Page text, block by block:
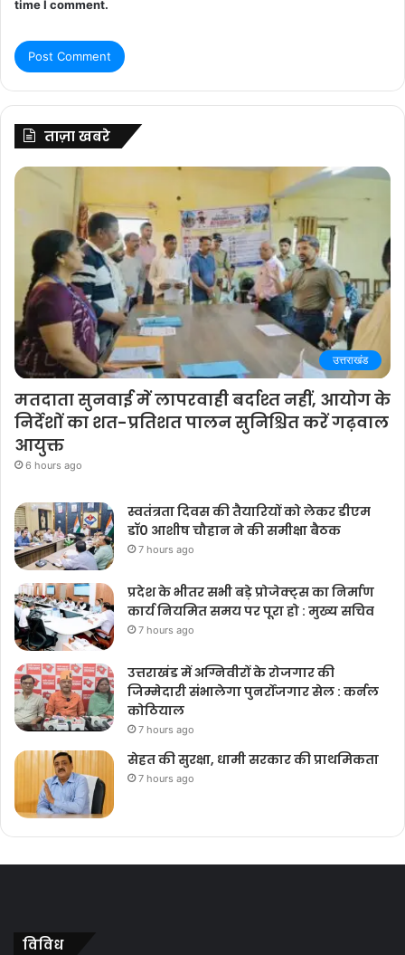
time I comment.
ताज़ा खबरे
उत्तराखंड
मतदाता सुनवाई में लापरवाही बर्दाश्त नहीं, आयोग के
निर्देशों का शत-प्रतिशत पालन सुनिश्चित करें गढ़वाल
आयुक्त
6 hours ago
स्वतंत्रता दिवस की तैयारियों को लेकर डीएम
डॉ0 आशीष चौहान ने की समीक्षा बैठक
7 hours ago
प्रदेश के भीतर सभी बड़े प्रोजेक्ट्स का निर्माण
कार्य नियमित समय पर पूरा हो : मुख्य सचिव
7 hours ago
उत्तराखंड में अग्निवीरों के रोजगार की
जिम्मेदारी संभालेगा पुनर्रोजगार सेल : कर्नल
कोठियाल
7 hours ago
सेहत की सुरक्षा, धामी सरकार की प्राथमिकता
7 hours ago
विविध